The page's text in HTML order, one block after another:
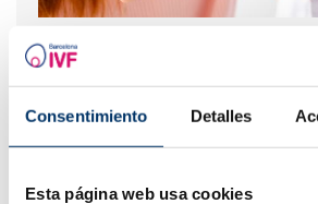
Consentimiento Detalles
Esta página web usa cookies
Prendre soin de sa fertilité lorsqu'on
maladie rhumatologique : les clés
capacité reproductive